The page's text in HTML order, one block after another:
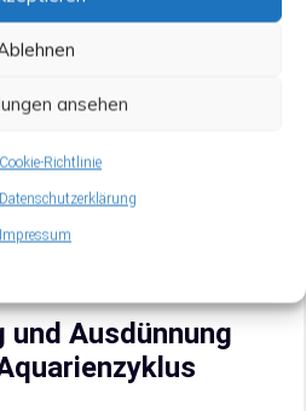
ansehen
Cookie-Richtlinie
Datenschutzerklärung
Impressum
zu optimieren und
auriculata zu fördern, ist
verschiedenen Aspekte
mehr über die effektive
im Artikel
von
und Ausdünnung